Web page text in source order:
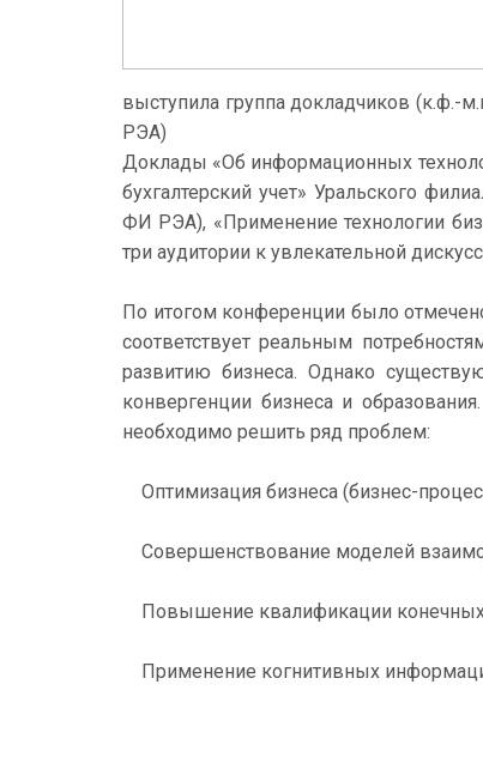
выступила группа докладчиков (к.ф.-
РЭА)
Доклады «Об информационных
бухгалтерский учет» Уральского
ФИ РЭА), «Применение технологии
три аудитории к увлекательной
По итогом конференции было
соответствует реальным
развитию бизнеса. Однако
конвергенции бизнеса и
необходимо решить ряд проблем:
Оптимизация бизнеса (бизнес-
Совершенствование моделей
Повышение квалификации конечных
Применение когнитивных